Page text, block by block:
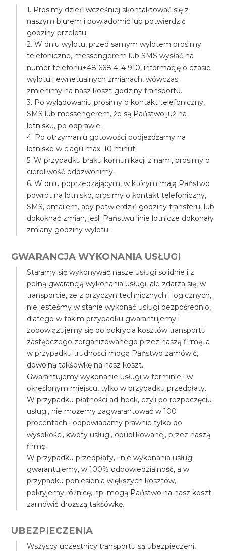
1. Prosimy dzień wcześniej skontaktować się z
naszym biurem i powiadomić lub potwierdzić
godziny przelotu.
2. W dniu wylotu, przed samym wylotem prosimy
telefoniczne, messengerem lub SMS wysłać na
numer telefonu+48 668 414 910, informację o czasie
wylotu i ewnetualnych zmianach, wówczas
zmienimy na nasz koszt godziny transportu.
3. Po wylądowaniu prosimy o kontakt telefoniczny,
SMS lub messengerem, że są Państwo już na
lotnisku, po odprawie.
4. Po otrzymaniu gotowości podjeżdżamy na
lotnisko w ciagu max. 10 minut.
5. W przypadku braku komunikacji z nami, prosimy o
cierpliwość oddzwonimy.
6. W dniu poprzedzającym, w którym mają Państwo
powrót na lotnisko, prosimy o kontakt telefoniczny,
SMS, emailem, aby potwierdzić godziny transferu, lub
dokoknać zmian, jeśli Państwu linie lotnicze dokonały
zmiany godziny wylotu.
GWARANCJA WYKONANIA USŁUGI
Staramy się wykonywać nasze usługi solidnie i z
pełną gwarancją wykonania usługi, ale zdarza się, w
transporcie, że z przyczyn technicznych i logicznych,
nie jesteśmy w stanie wykonać usługi bezpośrednio,
dlatego w takim przypadku gwarantujemy i
zobowiązujemy się do pokrycia kosztów transportu
zastępczego zorganizowanego przez naszą firmę, a
w przypadku trudności mogą Państwo zamówić,
dowolną takśowkę na nasz koszt.
Gwarantujemy wykonanie usługi w terminie i w
określonym miejscu, tylko w przypadku przedpłaty.
W przypadku płatności ad-hock, czyli po rozpoczęciu
usługi, nie możemy zagwarantować w 100
procentach i odpowiadamy prawnie tylko do
wysokości, kwoty usługi, opublikowanej, przez naszą
firmę.
W przypadku przedpłaty, i nie wykonania usługi
gwarantujemy, w 100% odpowiedzialność, a w
przypadku poniesienia większych kosztów,
pokryjemy różnicę, np. mogą Państwo na nasz koszt
zamówić droższą takśówkę.
UBEZPIECZENIA
Wszyscy uczestnicy transportu są ubezpieczeni,